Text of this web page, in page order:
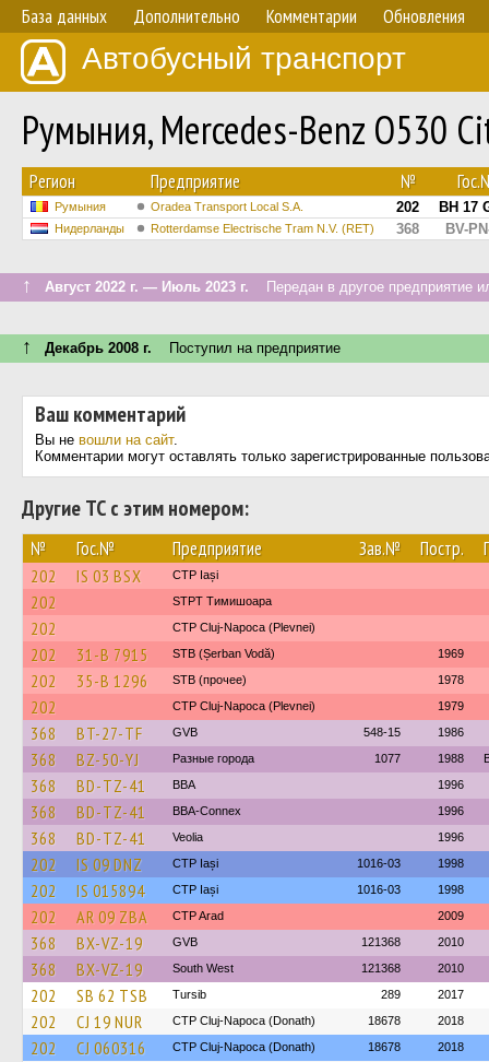
База данных Дополнительно Комментарии Обновления
Автобусный транспорт
Румыния, Mercedes-Benz O530
Регион Предприятие №
Румыния Oradea Transport Local S.A. 202 BH 17
Нидерланды Rotterdamse Electrische Tram N.V. (RET) 368 BV-
↑ Август 2022 г. — Июль 2023 г. Передан в другое предприятие
↑ Декабрь 2008 г. Поступил на предприятие
Ваш комментарий
Вы не вошли на сайт.
Комментарии могут оставлять только зарегистрированные
Другие ТС с этим номером:
№ Гос.№ Предприятие Зав.№ Постр.
202 IS 03 BSX CTP Iași
202 STPT Тимишоара
202 CTP Cluj-Napoca (Plevnei)
202 31-B 7915 STB (Șerban Vodă) 1969
202 35-B 1296 STB (прочее) 1978
202 CTP Cluj-Napoca (Plevnei) 1979
368 BT-27-TF GVB 548-15 1986
368 BZ-50-YJ Разные города 1077 1988
368 BD-TZ-41 BBA 1996
368 BD-TZ-41 BBA-Connex 1996
368 BD-TZ-41 Veolia 1996
202 IS 09 DNZ CTP Iași 1016-03 1998
202 IS 015894 CTP Iași 1016-03 1998
202 AR 09 ZBA CTP Arad 2009
368 BX-VZ-19 GVB 121368 2010
368 BX-VZ-19 South West 121368 2010
202 SB 62 TSB Tursib 289 2017
202 CJ 19 NUR CTP Cluj-Napoca (Donath) 18678 2018
202 CJ 060316 CTP Cluj-Napoca (Donath) 18678 2018